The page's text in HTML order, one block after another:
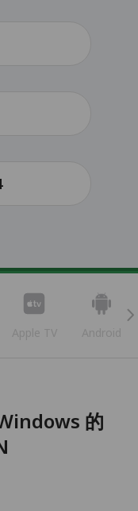
Apple TV Android
的